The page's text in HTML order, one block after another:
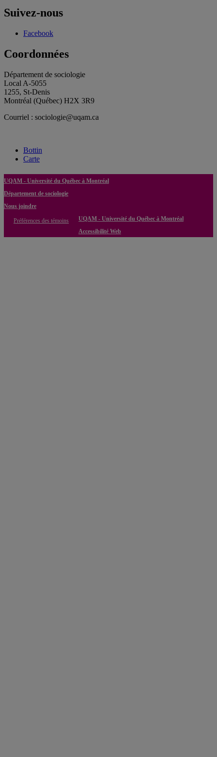
Suivez-nous
Facebook
Coordonnées
Département de sociologie
Local A-5055
1255, St-Denis
Montréal (Québec) H2X 3R9
Courriel : sociologie@uqam.ca
Bottin
Carte
UQAM - Université du Québec à Montréal
Département de sociologie
Nous joindre
Préférences des témoins
UQAM - Université du Québec à Montréal
Accessibilité Web